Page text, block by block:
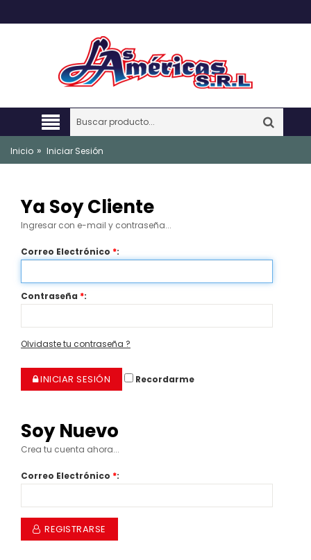
Inicio » Iniciar Sesión
Ya Soy Cliente
Ingresar con e-mail y contraseña...
Correo Electrónico *:
Contraseña *:
Olvidaste tu contraseña ?
INICIAR SESIÓN Recordarme
Soy Nuevo
Crea tu cuenta ahora...
Correo Electrónico *:
REGISTRARSE